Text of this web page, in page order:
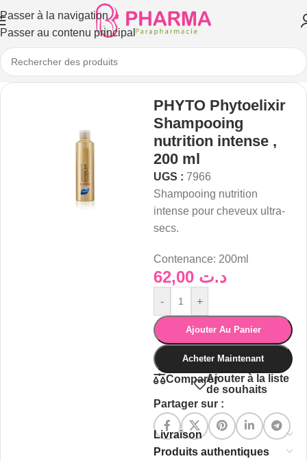
Passer à la navigation
Passer au contenu principal
PHYTO Phytoelixir
Shampooing
nutrition intense ,
200 ml
UGS : 7966
Shampooing nutrition
intense pour cheveux ultra-
secs.
Contenance: 200ml
د.ت
- +
Ajouter Au Panier
Acheter Maintenant
ComparerAjouter à la liste
de souhaits
Partager sur :
Livraison
Produits authentiques